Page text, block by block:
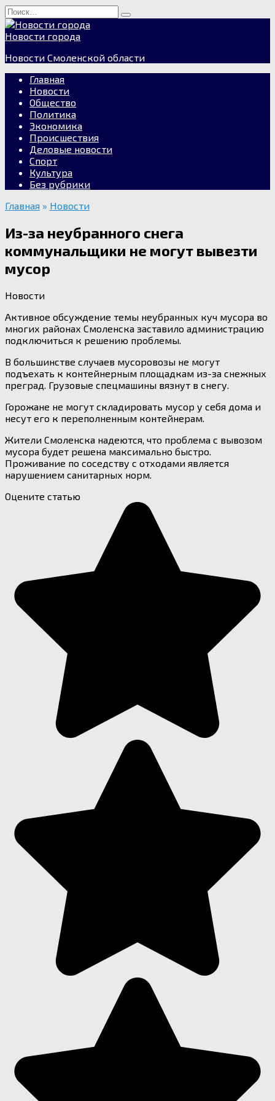
Перейти
к
содержанию
Search
for:
Новости города
Новости Смоленской области
Главная
Новости
Общество
Политика
Экономика
Происшествия
Деловые новости
Спорт
Культура
Без рубрики
Главная » Новости
Из-за неубранного снега
коммунальщики не могут вывезти
мусор
Новости
Активное обсуждение темы неубранных куч мусора во
многих районах Смоленска заставило администрацию
подключиться к решению проблемы.
В большинстве случаев мусоровозы не могут
подъехать к контейнерным площадкам из-за снежных
преград. Грузовые спецмашины вязнут в снегу.
Горожане не могут складировать мусор у себя дома и
несут его к переполненным контейнерам.
Жители Смоленска надеются, что проблема с вывозом
мусора будет решена максимально быстро.
Проживание по соседству с отходами является
нарушением санитарных норм.
Оцените статью